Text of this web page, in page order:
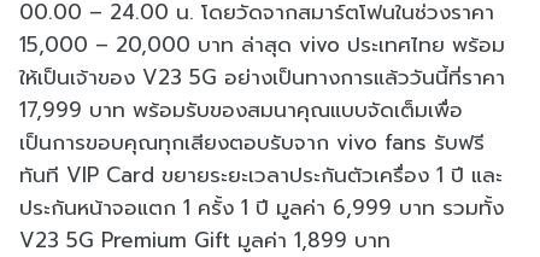
00.00 – 24.00 น. โดยวัดจากสมาร์ตโฟนในช่วงราคา
15,000 – 20,000 บาท ล่าสุด vivo ประเทศไทย พร้อม
ให้เป็นเจ้าของ V23 5G อย่างเป็นทางการแล้ววันนี้ที่ราคา
17,999 บาท พร้อมรับของสมนาคุณแบบจัดเต็มเพื่อ
เป็นการขอบคุณทุกเสียงตอบรับจาก vivo fans รับฟรี
ทันที VIP Card ขยายระยะเวลาประกันตัวเครื่อง 1 ปี และ
ประกันหน้าจอแตก 1 ครั้ง 1 ปี มูลค่า 6,999 บาท รวมทั้ง
V23 5G Premium Gift มูลค่า 1,899 บาท